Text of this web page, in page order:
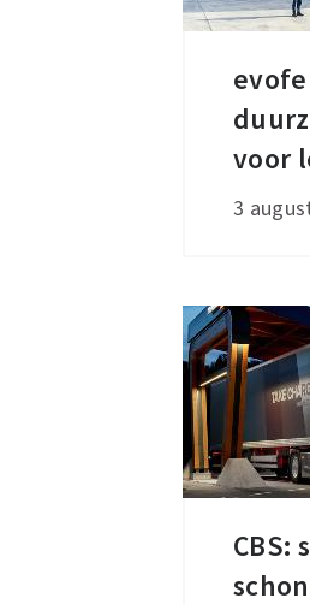
voor
3
lanceert
leden
CBS:
CBS:
sterke